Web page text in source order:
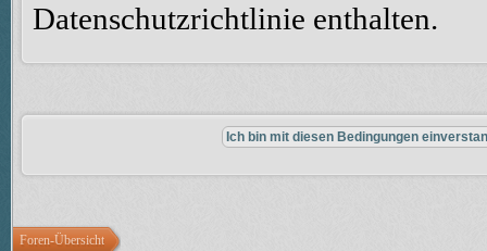
Datenschutzrichtlinie enthalten.
Foren-Übersicht